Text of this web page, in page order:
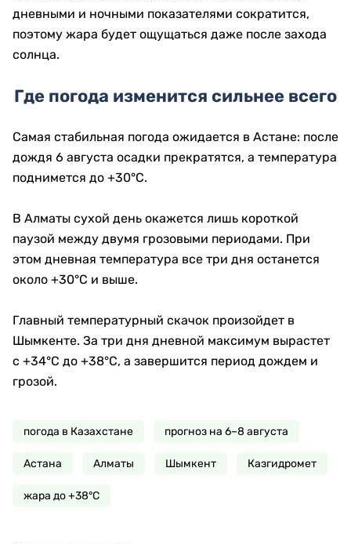
дневными и ночными показателями сократится,
поэтому жара будет ощущаться даже после захода
солнца.
Где погода изменится сильнее всего
Самая стабильная погода ожидается в Астане: после
дождя 6 августа осадки прекратятся, а температура
поднимется до +30°C.
В Алматы сухой день окажется лишь короткой
паузой между двумя грозовыми периодами. При
этом дневная температура все три дня останется
около +30°C и выше.
Главный температурный скачок произойдет в
Шымкенте. За три дня дневной максимум вырастет
с +34°C до +38°C, а завершится период дождем и
грозой.
погода в Казахстане прогноз на 6–8 августа
Астана Алматы Шымкент Казгидромет
жара до +38°C